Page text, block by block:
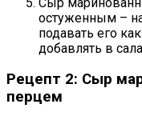
остуженным –
подавать его
добавлять в
Рецепт 2: Сыр
перцем